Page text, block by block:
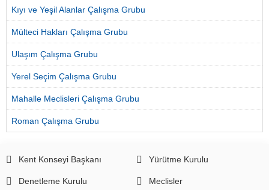
Kıyı ve Yeşil Alanlar Çalışma Grubu
Mülteci Hakları Çalışma Grubu
Ulaşım Çalışma Grubu
Yerel Seçim Çalışma Grubu
Mahalle Meclisleri Çalışma Grubu
Roman Çalışma Grubu
Kent Konseyi Başkanı Yürütme Kurulu
Denetleme Kurulu Meclisler